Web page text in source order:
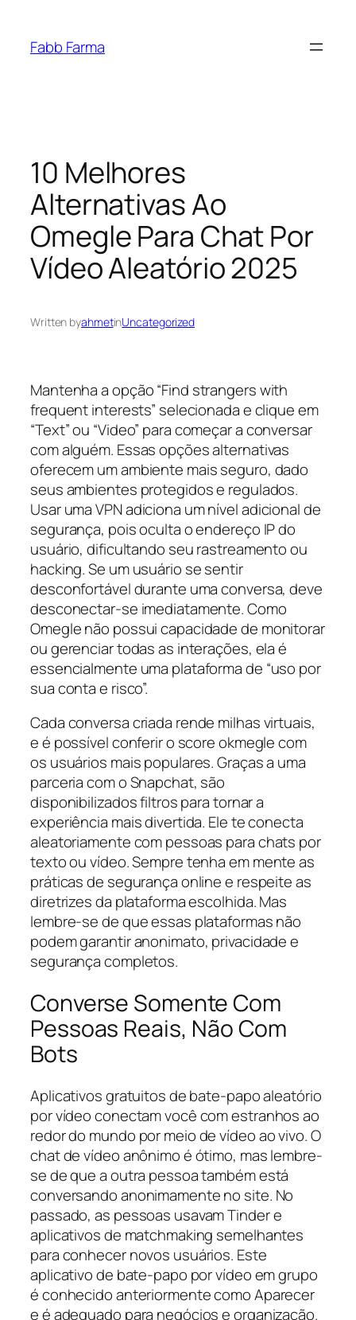
Fabb Farma
10 Melhores
Alternativas Ao
Omegle Para Chat Por
Vídeo Aleatório 2025
Written byahmetinUncategorized
Mantenha a opção “Find strangers with
frequent interests” selecionada e clique em
“Text” ou “Video” para começar a conversar
com alguém. Essas opções alternativas
oferecem um ambiente mais seguro, dado
seus ambientes protegidos e regulados.
Usar uma VPN adiciona um nível adicional de
segurança, pois oculta o endereço IP do
usuário, dificultando seu rastreamento ou
hacking. Se um usuário se sentir
desconfortável durante uma conversa, deve
desconectar-se imediatamente. Como
Omegle não possui capacidade de monitorar
ou gerenciar todas as interações, ela é
essencialmente uma plataforma de “uso por
sua conta e risco”.
Cada conversa criada rende milhas virtuais,
e é possível conferir o score okmegle com
os usuários mais populares. Graças a uma
parceria com o Snapchat, são
disponibilizados filtros para tornar a
experiência mais divertida. Ele te conecta
aleatoriamente com pessoas para chats por
texto ou vídeo. Sempre tenha em mente as
práticas de segurança online e respeite as
diretrizes da plataforma escolhida. Mas
lembre-se de que essas plataformas não
podem garantir anonimato, privacidade e
segurança completos.
Converse Somente Com
Pessoas Reais, Não Com
Bots
Aplicativos gratuitos de bate-papo aleatório
por vídeo conectam você com estranhos ao
redor do mundo por meio de vídeo ao vivo. O
chat de vídeo anônimo é ótimo, mas lembre-
se de que a outra pessoa também está
conversando anonimamente no site. No
passado, as pessoas usavam Tinder e
aplicativos de matchmaking semelhantes
para conhecer novos usuários. Este
aplicativo de bate-papo por vídeo em grupo
é conhecido anteriormente como Aparecer
e é adequado para negócios e organização.